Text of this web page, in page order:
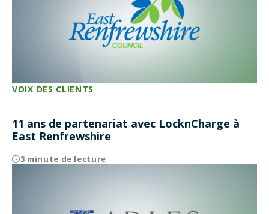
VOIX DES CLIENTS
11 ans de partenariat avec LocknCharge à
East Renfrewshire
3 minute de lecture